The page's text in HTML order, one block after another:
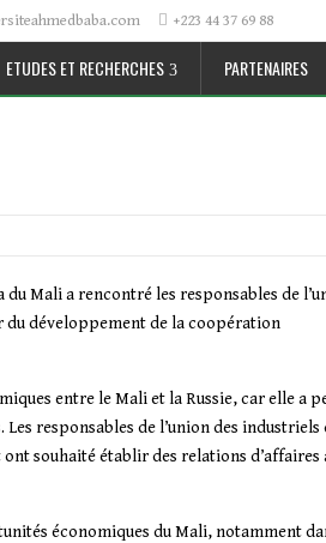
+223 44 37 69 88
ETUDES ET RECHERCHES PARTENAIRES
Mali a rencontré les responsables de
du développement de la coopération
entre le Mali et la Russie, car elle a
Les responsables de l’union des industriels
souhaité établir des relations d’affaires
économiques du Mali, notamment